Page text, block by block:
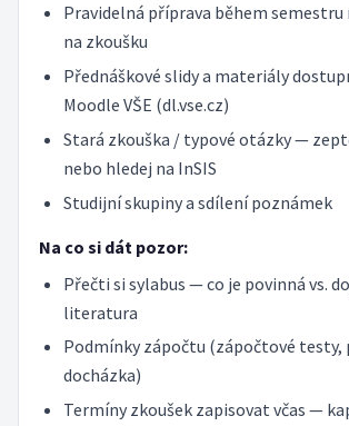
Pravidelná příprava během
na zkoušku
Přednáškové slidy a materiály
Moodle VŠE (dl.vse.cz)
Stará zkouška / typové otázky —
nebo hledej na InSIS
Studijní skupiny a sdílení poznámek
Na co si dát pozor:
Přečti si sylabus — co je povinná vs.
literatura
Podmínky zápočtu (zápočtové testy,
docházka)
Termíny zkoušek zapisovat včas —